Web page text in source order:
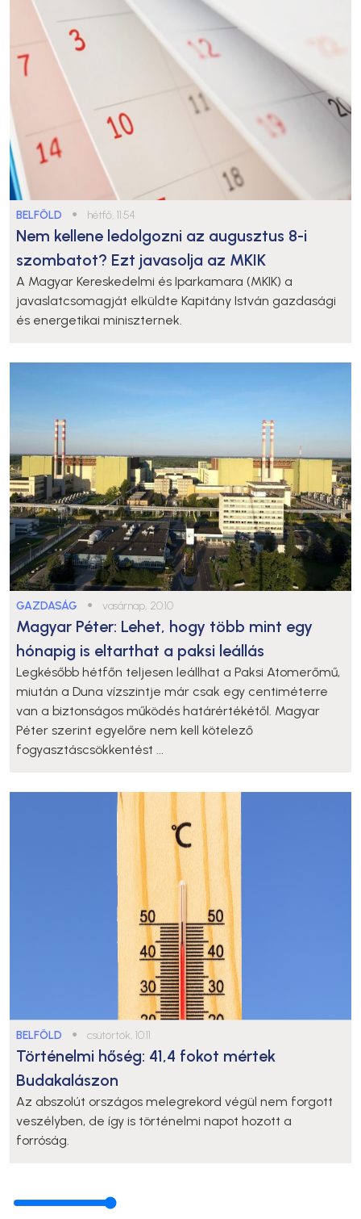
BELFÖLD ● hétfő, 11:54
Nem kellene ledolgozni az augusztus 8-i
szombatot? Ezt javasolja az MKIK
A Magyar Kereskedelmi és Iparkamara (MKIK) a
javaslatcsomagját elküldte Kapitány István gazdasági
és energetikai miniszternek.
GAZDASÁG ● vasárnap, 20:10
Magyar Péter: Lehet, hogy több mint egy
hónapig is eltarthat a paksi leállás
Legkésőbb hétfőn teljesen leállhat a Paksi Atomerőmű,
miután a Duna vízszintje már csak egy centiméterre
van a biztonságos működés határértékétől. Magyar
Péter szerint egyelőre nem kell kötelező
fogyasztáscsökkentést ...
BELFÖLD ● csütörtök, 10:11
Történelmi hőség: 41,4 fokot mértek
Budakalászon
Az abszolút országos melegrekord végül nem forgott
veszélyben, de így is történelmi napot hozott a
forróság.